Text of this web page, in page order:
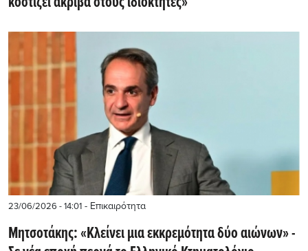
23/06/2026 - 14:01 - Επικαιρότητα
Μητσοτάκης: «Κλείνει μια εκκρεμότητα δύο αιώνων» -